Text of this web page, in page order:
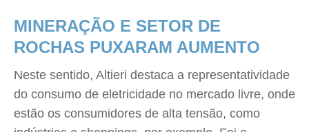
MINERAÇÃO E SETOR DE
ROCHAS PUXARAM AUMENTO
Neste sentido, Altieri destaca a representatividade
do consumo de eletricidade no mercado livre, onde
estão os consumidores de alta tensão, como